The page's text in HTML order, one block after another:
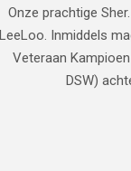
Onze prachtige
LeeLoo. Inmiddels
Veteraan
DSW)